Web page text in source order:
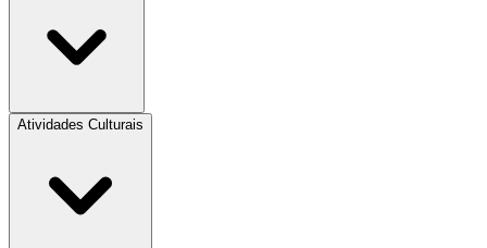
Atividades Culturais